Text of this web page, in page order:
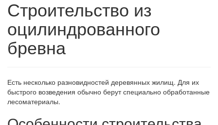
Строительство из
оцилиндрованного
бревна
Есть несколько разновидностей деревянных жилищ. Для их
быстрого возведения обычно берут специально обработанные
лесоматериалы.